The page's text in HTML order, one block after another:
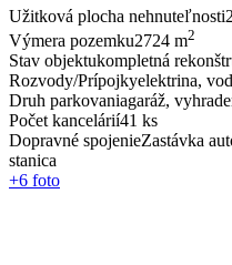
Užitková plocha nehnuteľnosti
Výmera pozemku2724 m2
Stav objektukompletná
Rozvody/Prí­pojkyelektrina,
Druh parkovaniagaráž,
Počet kancelárií­41 ks
Dopravné spojenieZastávka
stanica
+6 foto